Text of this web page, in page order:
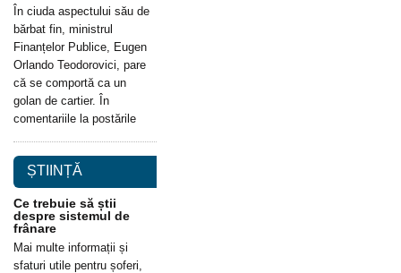
În ciuda aspectului său de
bărbat fin, ministrul
Finanțelor Publice, Eugen
Orlando Teodorovici, pare
că se comportă ca un
golan de cartier. În
comentariile la postările
ȘTIINȚĂ
Ce trebuie să știi
despre sistemul de
frânare
Mai multe informații și
sfaturi utile pentru șoferi,